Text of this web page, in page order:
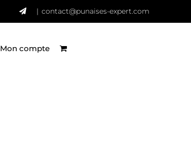
| contact@punaises-expert.com
Mon compte